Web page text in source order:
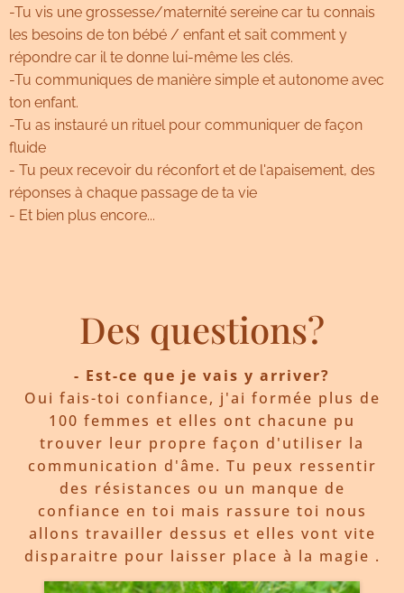
-Tu vis une grossesse/maternité sereine car tu connais
les besoins de ton bébé / enfant et sait comment y
répondre car il te donne lui-même les clés.
-Tu communiques de manière simple et autonome avec
ton enfant.
-Tu as instauré un rituel pour communiquer de façon
fluide
- Tu peux recevoir du réconfort et de l'apaisement, des
réponses à chaque passage de ta vie
- Et bien plus encore...
Des questions?
- Est-ce que je vais y arriver?
Oui fais-toi confiance, j'ai formée plus de
100 femmes et elles ont chacune pu
trouver leur propre façon d'utiliser la
communication d'âme. Tu peux ressentir
des résistances ou un manque de
confiance en toi mais rassure toi nous
allons travailler dessus et elles vont vite
disparaitre pour laisser place à la magie .